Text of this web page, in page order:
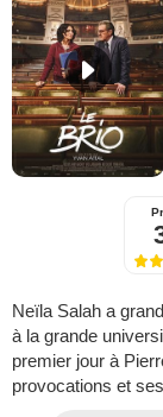
Neïla Salah a
à la grande
premier jour à
provocations et